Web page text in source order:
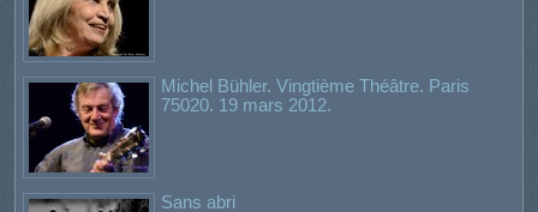
Michel Bühler. Vingtième Théâtre. Paris
75020. 19 mars 2012.
Sans abri